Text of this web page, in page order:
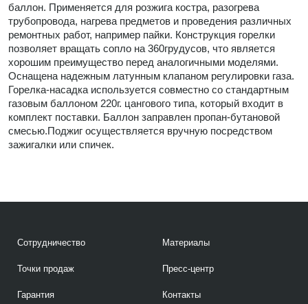
баллон. Применяется для розжига костра, разогрева
трубопровода, нагрева предметов и проведения различных
ремонтных работ, например пайки. Конструкция горелки
позволяет вращать сопло на 360грудусов, что является
хорошим преимущество перед аналогичными моделями.
Оснащена надежным латунным клапаном регулировки газа.
Горелка-насадка используется совместно со стандартным
газовым баллоном 220г. цангового типа, который входит в
комплект поставки. Баллон заправлен пропан-бутановой
смесью.Поджиг осуществляется вручную посредством
зажигалки или спичек.
Сотрудничество
Точки продаж
Гарантия
Материалы
Пресс-центр
Контакты